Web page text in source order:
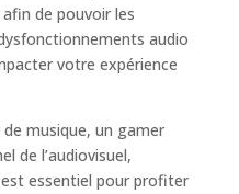
de pouvoir les
audio
votre expérience
musique, un gamer
de l’audiovisuel,
essentiel pour profiter